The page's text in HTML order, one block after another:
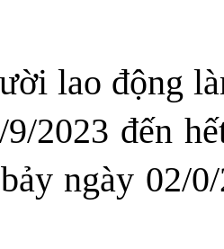
lao động
2023 đến
ngày 02/